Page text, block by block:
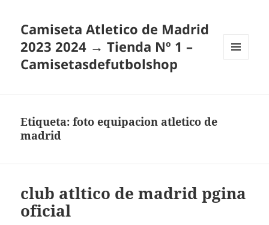
Camiseta Atletico de Madrid
2023 2024 → Tienda Nº 1 –
Camisetasdefutbolshop
Etiqueta:foto equipacion atletico de
madrid
club atltico de madrid pgina
oficial